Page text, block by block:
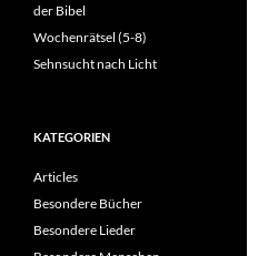
der Bibel
Wochenrätsel (5-8)
Sehnsucht nach Licht
KATEGORIEN
Articles
Besondere Bücher
Besondere Lieder